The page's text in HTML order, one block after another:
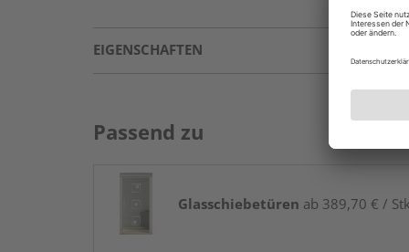
EIGENSCHAFTEN
Passend zu
Glasschiebetüren ab 389,70 € /